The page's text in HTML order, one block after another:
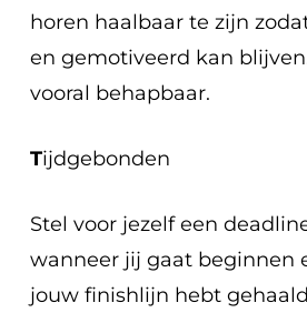
horen haalbaar te zijn
en gemotiveerd kan
vooral behapbaar.
Tijdgebonden
Stel voor jezelf een
wanneer jij gaat beginnen
jouw finishlijn hebt